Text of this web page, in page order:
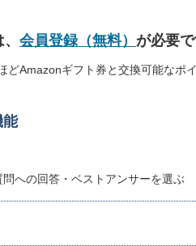
会員登録（無料） が必要
Amazonギフト券と交換可能なポ
能
への回答・ベストアンサーを選ぶ